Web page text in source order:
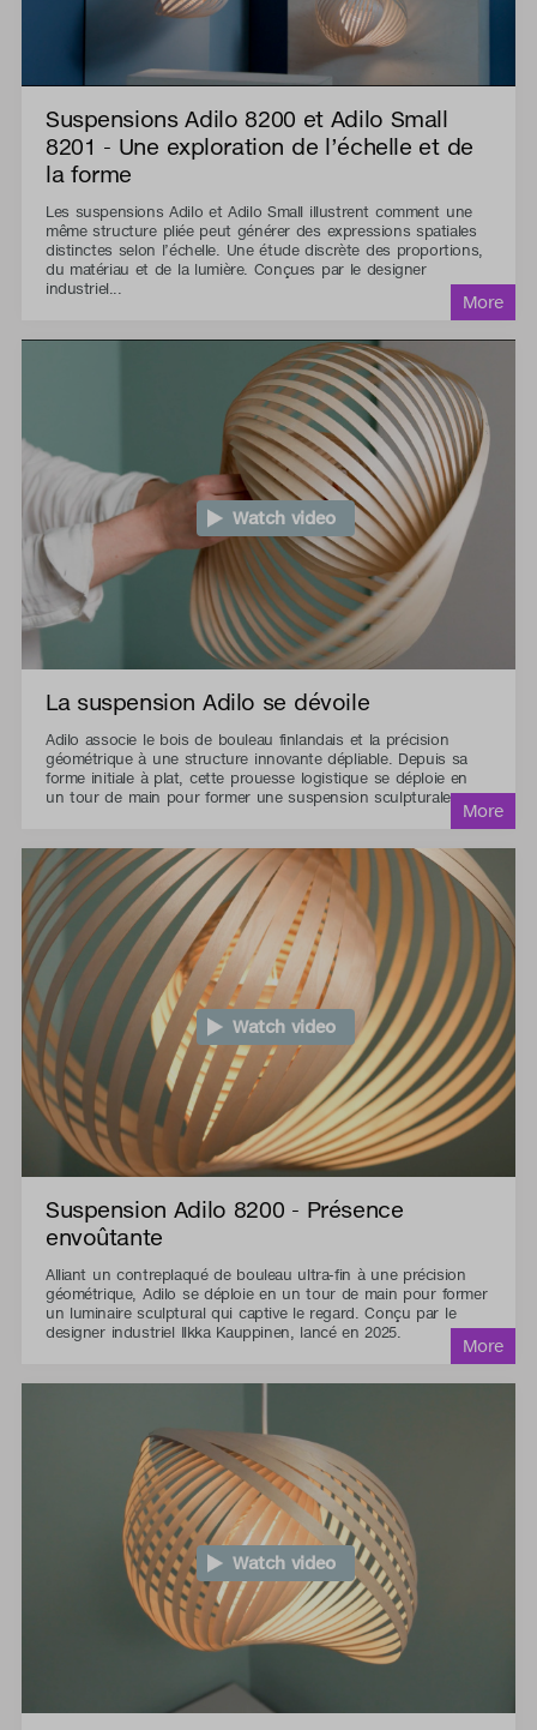
Suspensions Adilo 8200 et Adilo Small
8201 - Une exploration de l’échelle et de
la forme
Les suspensions Adilo et Adilo Small illustrent comment une
même structure pliée peut générer des expressions spatiales
distinctes selon l’échelle. Une étude discrète des proportions,
du matériau et de la lumière. Conçues par le designer
industriel...
Watch video
La suspension Adilo se dévoile
Adilo associe le bois de bouleau finlandais et la précision
géométrique à une structure innovante dépliable. Depuis sa
forme initiale à plat, cette prouesse logistique se déploie en
un tour de main pour former une suspension sculpturale.
Watch video
Suspension Adilo 8200 - Présence
envoûtante
Alliant un contreplaqué de bouleau ultra-fin à une précision
géométrique, Adilo se déploie en un tour de main pour former
un luminaire sculptural qui captive le regard. Conçu par le
designer industriel Ilkka Kauppinen, lancé en 2025.
Watch video